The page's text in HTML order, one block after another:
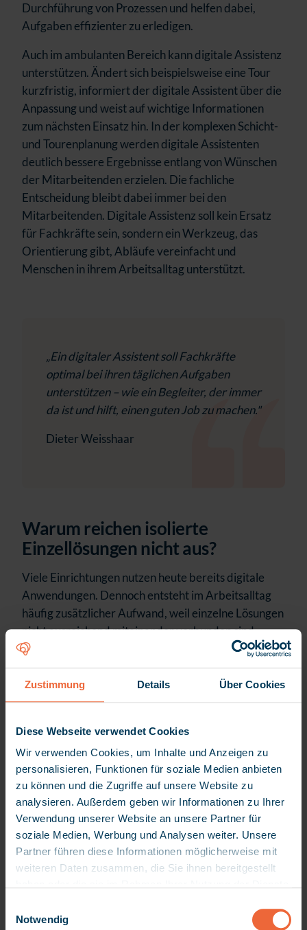
Zustimmung Details Über Cookies
Diese Webseite verwendet Cookies
Wir verwenden Cookies, um Inhalte und Anzeigen zu
personalisieren, Funktionen für soziale Medien anbieten
zu können und die Zugriffe auf unsere Website zu
analysieren. Außerdem geben wir Informationen zu Ihrer
Verwendung unserer Website an unsere Partner für
soziale Medien, Werbung und Analysen weiter. Unsere
Partner führen diese Informationen möglicherweise mit
weiteren Daten zusammen, die Sie ihnen bereitgestellt
bitten wir Sie hiermit um Ihre Erlaubnis, die folgenden
Notwendig
Durchführung von Prozessen und helfen dabei,
Aufgaben effizienter zu erledigen.
Auch im ambulanten Bereich kann digitale Assistenz
unterstützen. Ändert sich beispielsweise eine Tour
kurzfristig, informiert der digitale Assistent über die
Anpassung und weist auf wichtige Informationen
zum nächsten Einsatz hin. In der komplexen Schicht-
und Tourenplanung werden digitale Assistenten
deutlich bessere Ergebnisse entlang von Wünschen
der Mitarbeitenden erzielen. Die fachliche
Entscheidung bleibt dabei immer bei den
Mitarbeitenden. Digitale Assistenz soll kein Ersatz
für Fachkräfte sein, sondern ein Werkzeug, das
Orientierung gibt, Abläufe vereinfacht und
Menschen in ihrem Arbeitsalltag unterstützt.
„Ein digitaler Assistent soll Fachkräfte
optimal bei ihren täglichen Aufgaben
unterstützen – wie ein Begleiter, der immer
da ist und hilft, einen guten Job zu machen."
Dieter Weisshaar
Warum reichen isolierte
Einzellösungen nicht aus?
Viele Einrichtungen nutzen heute bereits digitale
Anwendungen. Dennoch entsteht im Arbeitsalltag
häufig zusätzlicher Aufwand, weil einzelne Lösungen
nicht ausreichend miteinander verbunden sind.
Informationen müssen mehrfach erfasst oder
zwischen verschiedenen Systemen übertragen
werden. Dadurch entstehen unnötige Medienbrüche
und komplexe Prozesse.
Ein gutes Beispiel dafür ist die Spracheingabe. Vielen
Sprachen zu erkennen ist heute technisch keine
Besonderheit mehr. Entscheidend ist jedoch, was
danach passiert: Wenn bei einer Wundversorgung
oder einem Sturz zusätzliche Dokumentation
erforderlich ist, müssen die entsprechenden
Prozessschritte automatisch angestoßen werden.
Dafür reichen isolierte Einzellösungen oft nicht aus.
Wirkliche Entlastung entsteht erst dann, wenn
eingebunden ist. Informationen werden dann nicht